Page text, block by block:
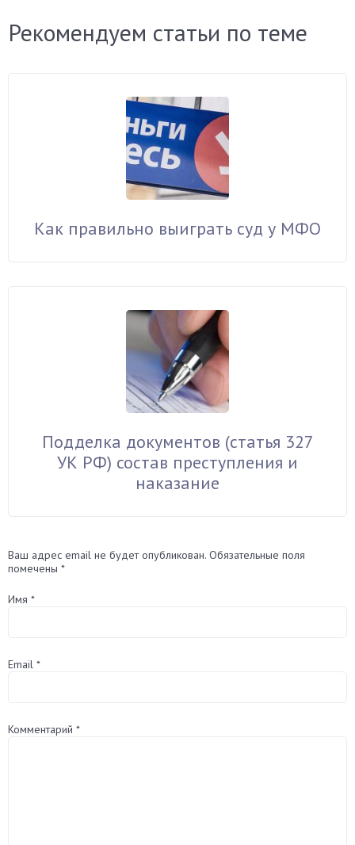
Рекомендуем статьи по теме
Как правильно выиграть суд у МФО
Подделка документов (статья 327
УК РФ) состав преступления и
наказание
Ваш адрес email не будет опубликован. Обязательные поля
помечены *
Имя *
Email *
Комментарий *